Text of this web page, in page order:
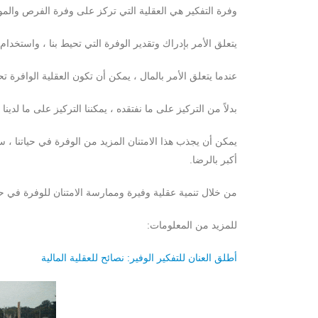
وفرة التفكير هي العقلية التي تركز على وفرة الفرص
يتعلق الأمر بإدراك وتقدير الوفرة التي تحيط بنا ،
عندما يتعلق الأمر بالمال ، يمكن أن تكون العقلية الوافرة
بدلاً من التركيز على ما نفتقده ، يمكننا التركيز على ما
يمكن أن يجذب هذا الامتنان المزيد من الوفرة في
أكبر بالرضا.
من خلال تنمية عقلية وفيرة وممارسة الامتنان للوفرة في
للمزيد من المعلومات:
أطلق العنان للتفكير الوفير: نصائح للعقلية المالية